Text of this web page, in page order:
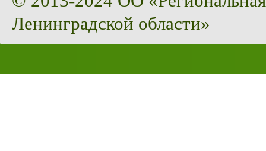
Ленинградской области»